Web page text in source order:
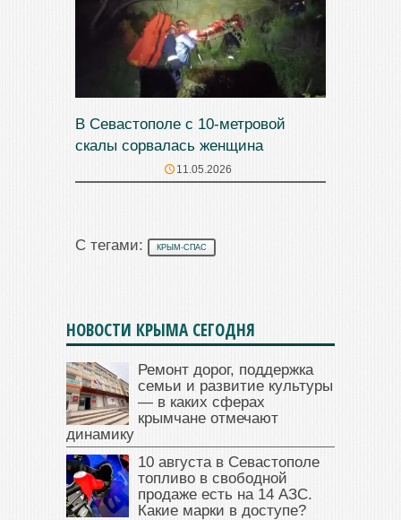
В Севастополе с 10-метровой
скалы сорвалась женщина
11.05.2026
С тегами: КРЫМ-СПАС
НОВОСТИ КРЫМА СЕГОДНЯ
Ремонт дорог, поддержка
семьи и развитие культуры
— в каких сферах
крымчане отмечают
динамику
10 августа в Севастополе
топливо в свободной
продаже есть на 14 АЗС.
Какие марки в доступе?